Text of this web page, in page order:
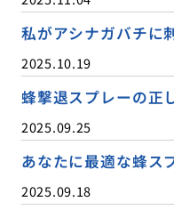
私がアシナガバチに
2025.10.19
蜂撃退スプレーの正
2025.09.25
あなたに最適な蜂ス
2025.09.18